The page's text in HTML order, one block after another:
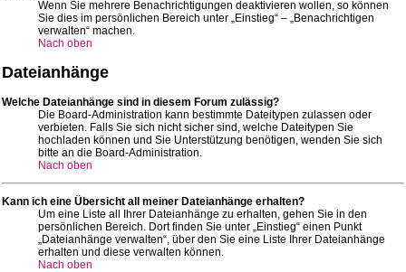
Wenn Sie mehrere Benachrichtigungen deaktivieren wollen, so können
Sie dies im persönlichen Bereich unter „Einstieg“ – „Benachrichtigen
verwalten“ machen.
Nach oben
Dateianhänge
Welche Dateianhänge sind in diesem Forum zulässig?
Die Board-Administration kann bestimmte Dateitypen zulassen oder
verbieten. Falls Sie sich nicht sicher sind, welche Dateitypen Sie
hochladen können und Sie Unterstützung benötigen, wenden Sie sich
bitte an die Board-Administration.
Nach oben
Kann ich eine Übersicht all meiner Dateianhänge erhalten?
Um eine Liste all Ihrer Dateianhänge zu erhalten, gehen Sie in den
persönlichen Bereich. Dort finden Sie unter „Einstieg“ einen Punkt
„Dateianhänge verwalten“, über den Sie eine Liste Ihrer Dateianhänge
erhalten und diese verwalten können.
Nach oben